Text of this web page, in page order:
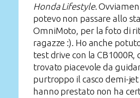
Honda Lifestyle.
potevo non passare allo
OmniMoto, per la foto di
ragazze :). Ho anche
test drive con la CB1000R,
trovato piacevole da
purtroppo il casco demi-jet
hanno prestato non ha